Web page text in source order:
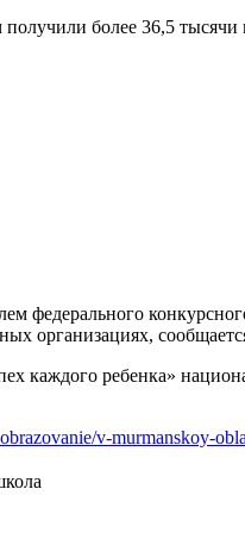
более 36,5 тысячи
федерального
организациях,
каждого ребенка»
v-murmanskoy-